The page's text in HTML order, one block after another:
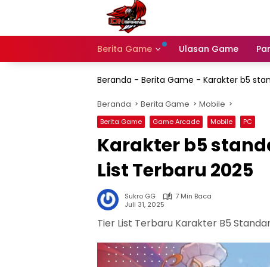
Berita Game Ulasan Game
Beranda - Berita Game - Karakter b5
Beranda Berita Game Mobile
Berita Game Game Arcade Mobile PC
Karakter b5
List Terbaru 2025
Sukro GG
7 Min Baca
Juli 31, 2025
Tier List Terbaru Karakter B5